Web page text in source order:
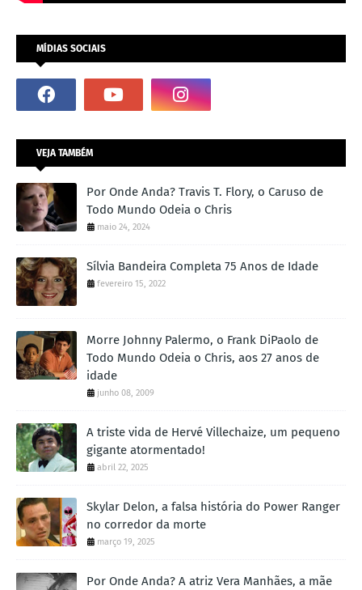
MÍDIAS SOCIAIS
VEJA TAMBÉM
Por Onde Anda? Travis T. Flory, o Caruso de
Todo Mundo Odeia o Chris
maio 24, 2024
Sílvia Bandeira Completa 75 Anos de Idade
fevereiro 15, 2022
Morre Johnny Palermo, o Frank DiPaolo de
Todo Mundo Odeia o Chris, aos 27 anos de
idade
junho 08, 2009
A triste vida de Hervé Villechaize, um pequeno
gigante atormentado!
abril 22, 2025
Skylar Delon, a falsa história do Power Ranger
no corredor da morte
março 19, 2025
Por Onde Anda? A atriz Vera Manhães, a mãe